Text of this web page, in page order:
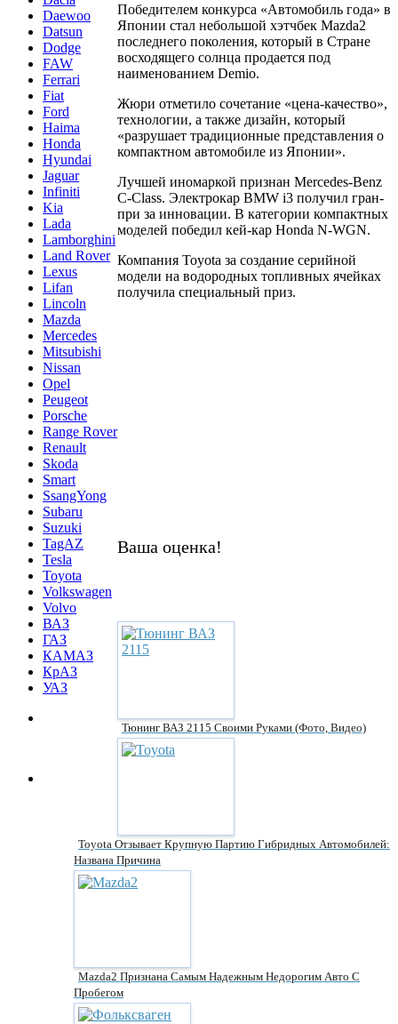
Daewoo
Datsun
Dodge
FAW
Ferrari
Fiat
Ford
Haima
Honda
Hyundai
Jaguar
Infiniti
Kia
Lada
Lamborghini
Land Rover
Lexus
Lifan
Lincoln
Mazda
Mercedes
Mitsubishi
Nissan
Opel
Peugeot
Porsche
Range Rover
Renault
Skoda
Smart
SsangYong
Subaru
Suzuki
TagAZ
Tesla
Toyota
Volkswagen
Volvo
ВАЗ
ГАЗ
КАМАЗ
КрАЗ
УАЗ
Победителем конкурса «Автомобиль года» в
Японии стал небольшой хэтчбек Mazda2
последнего поколения, который в Стране
восходящего солнца продается под
наименованием Demio.
Жюри отметило сочетание «цена-качество»,
технологии, а также дизайн, который
«разрушает традиционные представления о
компактном автомобиле из Японии».
Лучшей иномаркой признан Mercedes-Benz
C-Class. Электрокар BMW i3 получил гран-
при за инновации. В категории компактных
моделей победил кей-кар Honda N-WGN.
Компания Toyota за создание серийной
модели на водородных топливных ячейках
получила специальный приз.
Ваша оценка!
Тюнинг ВАЗ 2115 Своими Руками (фото, Видео)
Toyota Отзывает Крупную Партию Гибридных Автомобилей:
Названа Причина
Mazda2 Признана Самым Надежным Недорогим Авто С
Пробегом